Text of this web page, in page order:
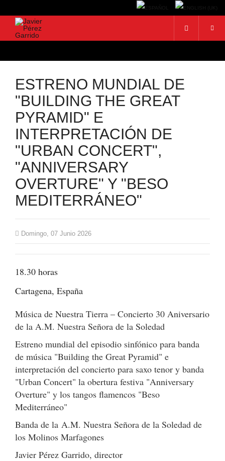
ESTRENO MUNDIAL DE
"BUILDING THE GREAT
PYRAMID" E
INTERPRETACIÓN DE
"URBAN CONCERT",
"ANNIVERSARY
OVERTURE" Y "BESO
MEDITERRÁNEO"
Domingo, 07 Junio 2026
18.30 horas
Cartagena, España
Música de Nuestra Tierra – Concierto 30 Aniversario
de la A.M. Nuestra Señora de la Soledad
Estreno mundial del episodio sinfónico para banda
de música "Building the Great Pyramid" e
interpretación del concierto para saxo tenor y banda
"Urban Concert" la obertura festiva "Anniversary
Overture" y los tangos flamencos "Beso
Mediterráneo"
Banda de la A.M. Nuestra Señora de la Soledad de
los Molinos Marfagones
Javier Pérez Garrido, director